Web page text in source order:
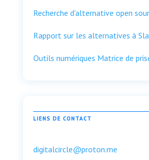
Recherche d'alternative open
Rapport sur les alternatives à
Outils numériques Matrice de
LIENS DE CONTACT
digitalcircle@proton.me